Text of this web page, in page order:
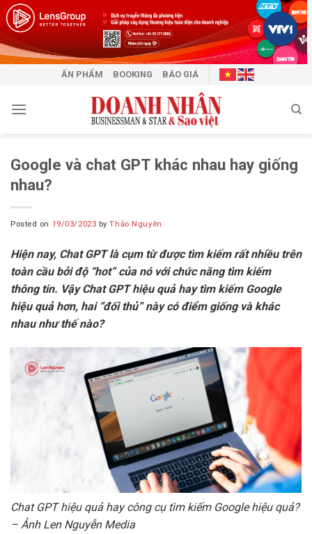
Skip
to
content
ẤN PHẨM BOOKING BÁO GIÁ
Google và chat GPT khác nhau hay giống
nhau?
Posted on 19/03/2023 byThảo Nguyên
Hiện nay, Chat GPT là cụm từ được tìm kiếm rất nhiều trên
toàn cầu bởi độ “hot” của nó với chức năng tìm kiếm
thông tin. Vậy Chat GPT hiệu quả hay tìm kiếm Google
hiệu quả hơn, hai “đối thủ” này có điểm giống và khác
nhau như thế nào?
Chat GPT hiệu quả hay công cụ tìm kiếm Google hiệu quả?
– Ảnh Len Nguyễn Media